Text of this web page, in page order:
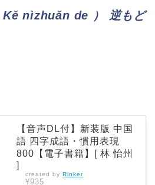
Kě nìzhuǎn de ） 逆もど
【音声DL付】新装版 中国
語 四字成語・慣用表現
800【電子書籍】[ 林 怡州
]
created by Rinker
¥935